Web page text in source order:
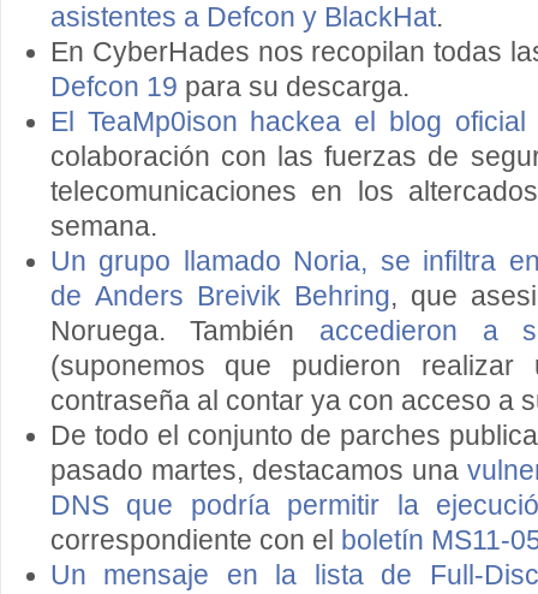
asistentes a Defcon y BlackHat.
En CyberHades nos recopilan todas
Defcon 19 para su descarga.
El TeaMp0ison hackea el blog oficial
colaboración con las fuerzas de
telecomunicaciones en los
semana.
Un grupo llamado Noria, se infiltra
de Anders Breivik Behring, que
Noruega. También accedieron a
(suponemos que pudieron realizar
contraseña al contar ya con acceso a
De todo el conjunto de parches
pasado martes, destacamos una
DNS que podría permitir la
correspondiente con el boletín MS11-
Un mensaje en la lista de Full-